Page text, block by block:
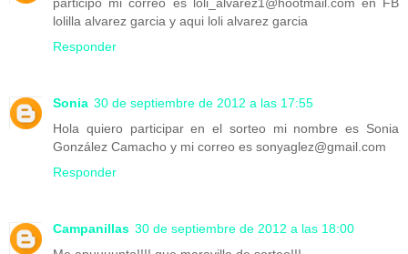
lolilla alvarez garcia y aqui loli alvarez garcia
Responder
Sonia 30 de septiembre de 2012 a las 17:55
Hola quiero participar en el sorteo mi nombre es Sonia
González Camacho y mi correo es sonyaglez@gmail.com
Responder
Campanillas 30 de septiembre de 2012 a las 18:00